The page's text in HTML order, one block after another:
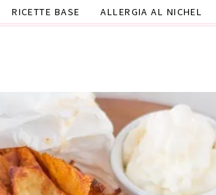
RICETTE BASE ALLERGIA AL NICHEL